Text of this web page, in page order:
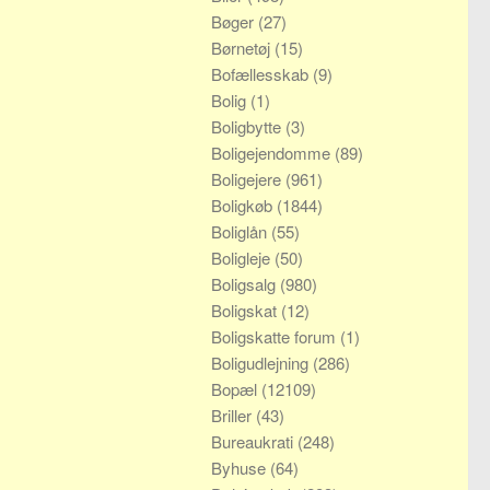
Bøger (27)
Børnetøj (15)
Bofællesskab (9)
Bolig (1)
Boligbytte (3)
Boligejendomme (89)
Boligejere (961)
Boligkøb (1844)
Boliglån (55)
Boligleje (50)
Boligsalg (980)
Boligskat (12)
Boligskatte forum (1)
Boligudlejning (286)
Bopæl (12109)
Briller (43)
Bureaukrati (248)
Byhuse (64)